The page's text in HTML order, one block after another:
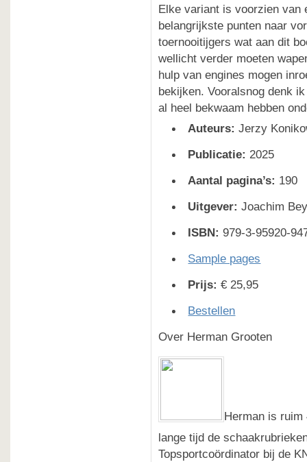
Elke variant is voorzien van
belangrijkste punten naar
toernooitijgers wat aan dit
wellicht verder moeten
hulp van engines mogen
bekijken. Vooralsnog denk
al heel bekwaam hebben
Auteurs: Jerzy
Publicatie: 2025
Aantal pagina’s: 190
Uitgever: Joachim
ISBN: 979-3-95920-
Sample pages
Prijs: € 25,95
Bestellen
Over Herman Grooten
Herman is
lange tijd de
Topsportcoördinator bij de